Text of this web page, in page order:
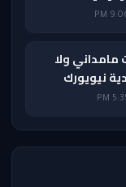
ولا
نيويورك